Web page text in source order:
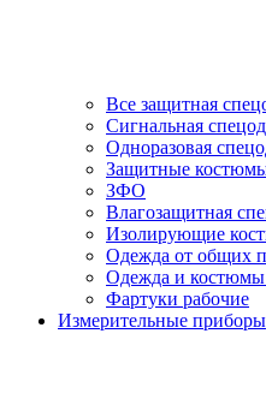
Все защитная
Сигнальная
Одноразовая
Защитные
ЗФО
Влагозащитная
Изолирующие
Одежда от общих
Одежда и
Фартуки рабочие
Измерительные приборы